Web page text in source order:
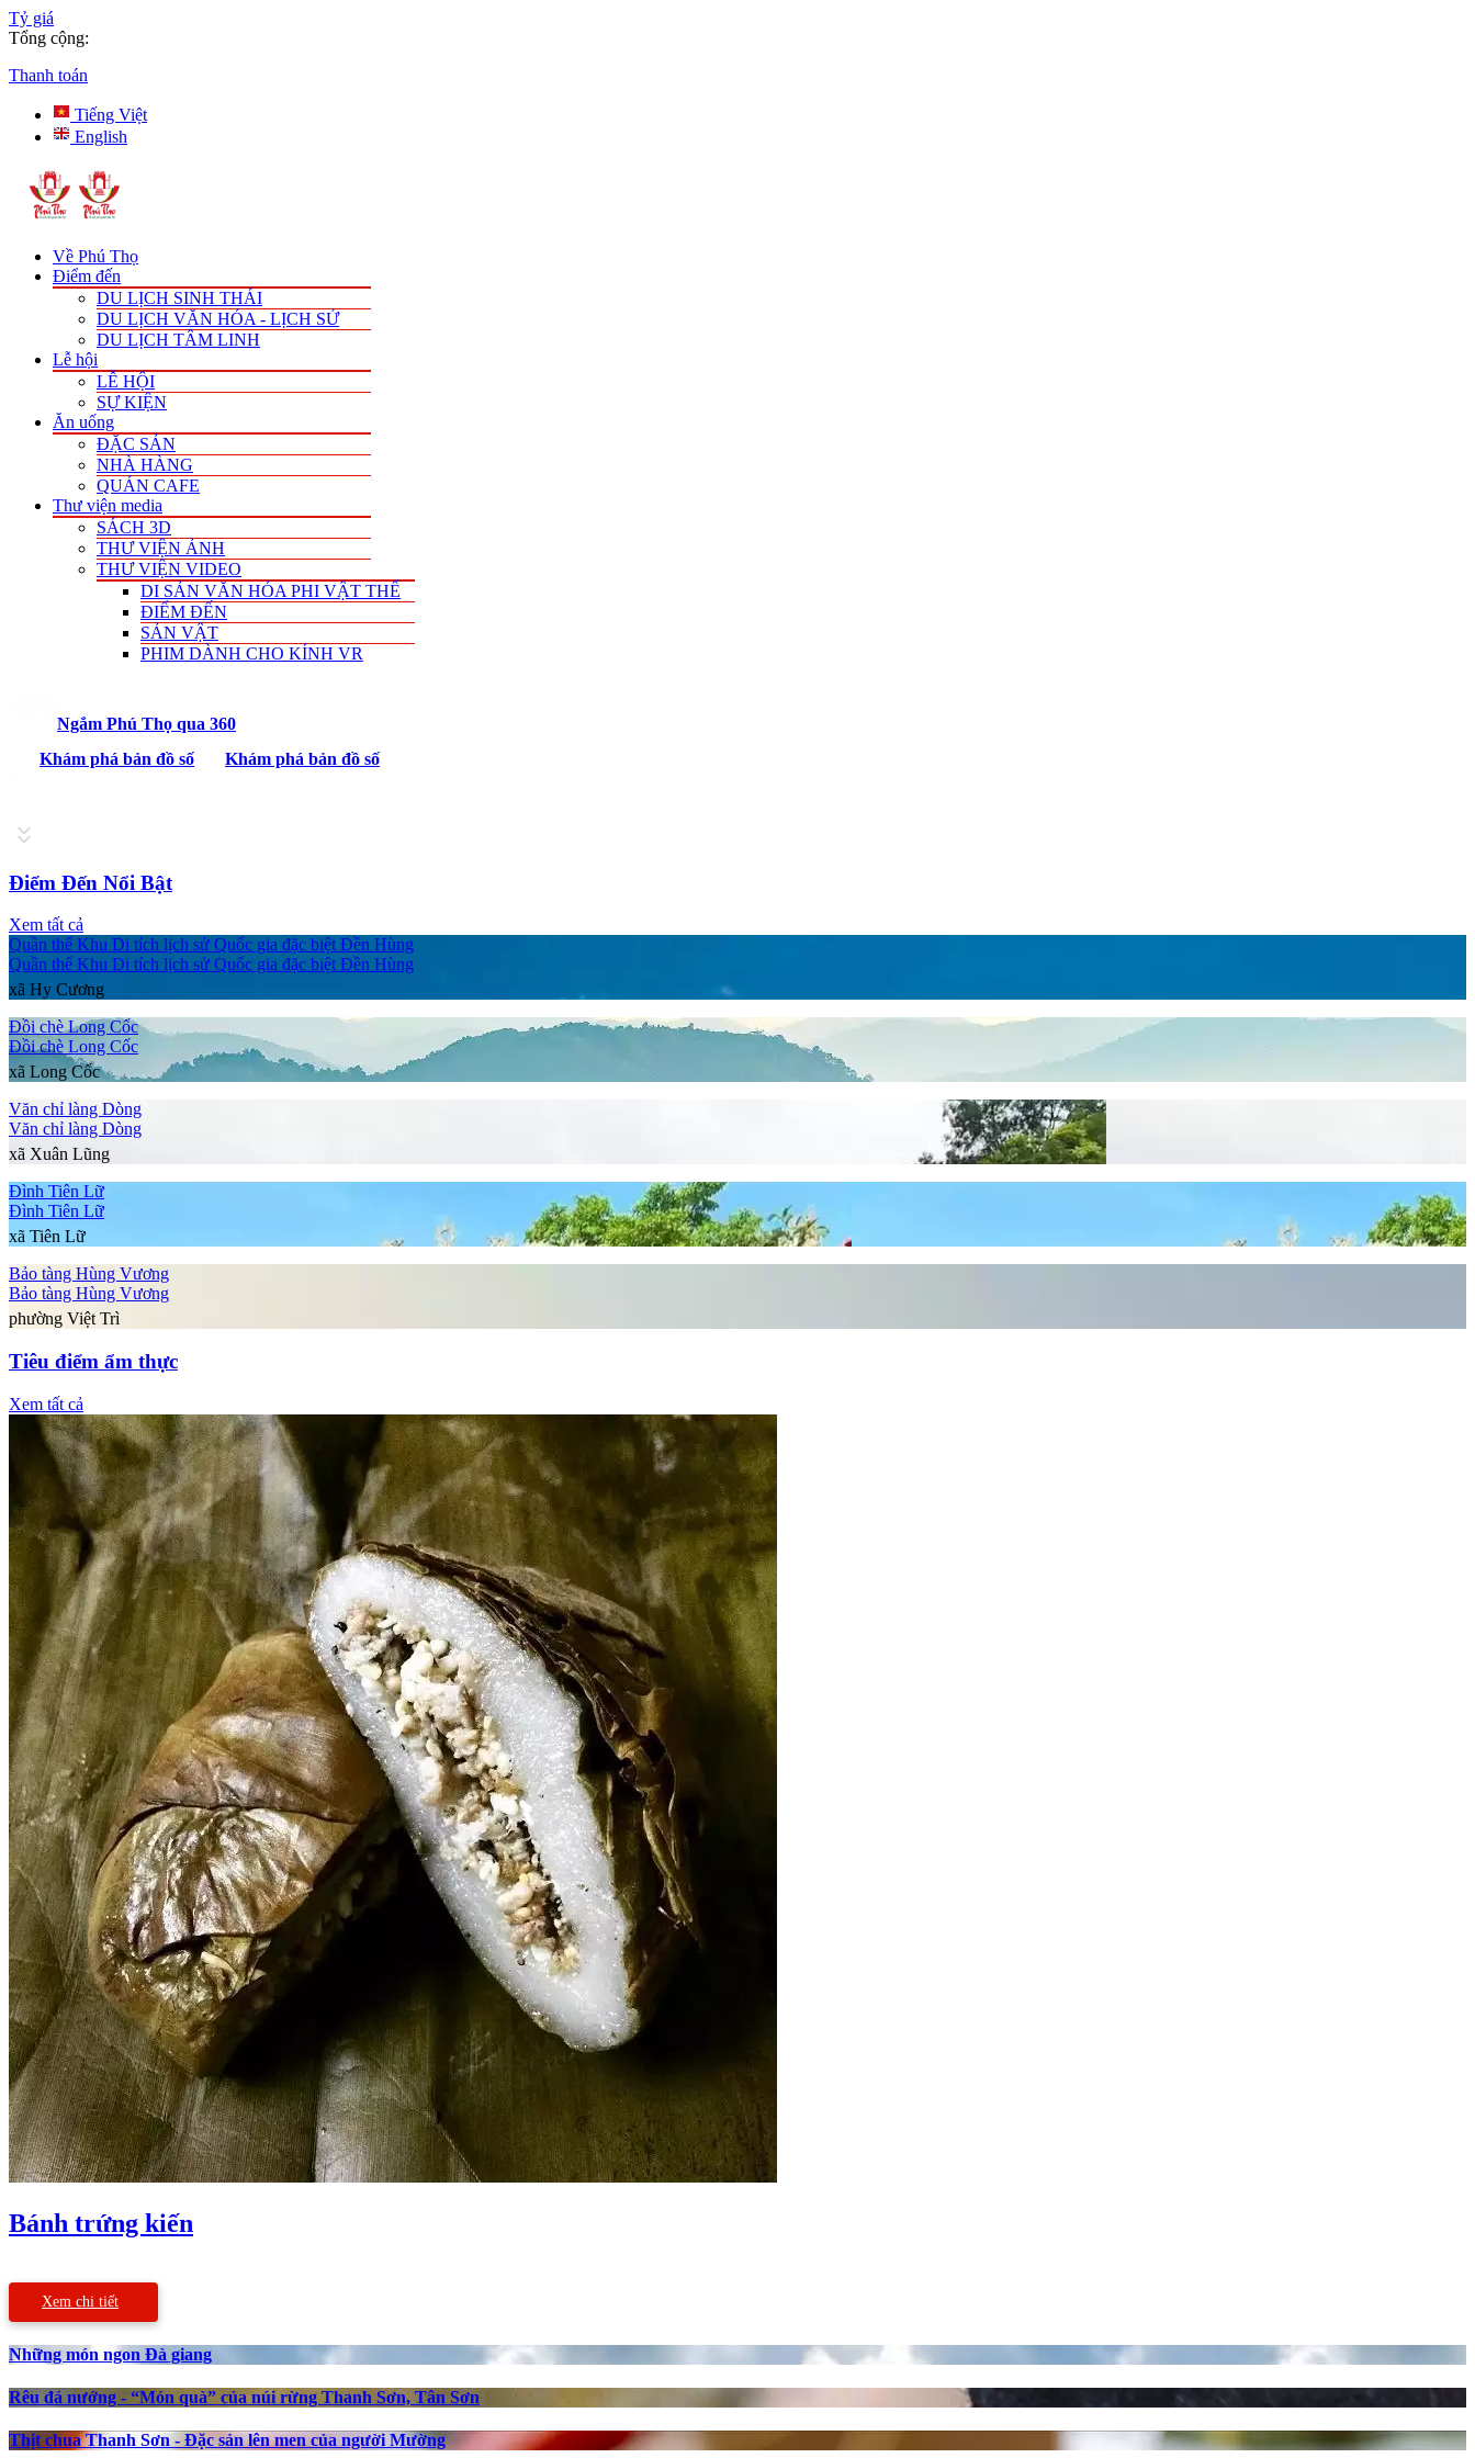
Tỷ giá
Tổng cộng:
Thanh toán
Tiếng Việt
English
Về Phú Thọ
Điểm đến
DU LỊCH SINH THÁI
DU LỊCH VĂN HÓA - LỊCH SỬ
DU LỊCH TÂM LINH
Lễ hội
LỄ HỘI
SỰ KIỆN
Ăn uống
ĐẶC SẢN
NHÀ HÀNG
QUÁN CAFE
Thư viện media
SÁCH 3D
THƯ VIỆN ẢNH
THƯ VIỆN VIDEO
DI SẢN VĂN HÓA PHI VẬT THỂ
ĐIỂM ĐẾN
SẢN VẬT
PHIM DÀNH CHO KÍNH VR
Ngắm Phú Thọ qua 360
Khám phá bản đồ số
Khám phá bản đồ số
Điểm Đến Nổi Bật
Xem tất cả
Quần thể Khu Di tích lịch sử Quốc gia đặc biệt Đền Hùng
Quần thể Khu Di tích lịch sử Quốc gia đặc biệt Đền Hùng
xã Hy Cương
Đồi chè Long Cốc
Đồi chè Long Cốc
xã Long Cốc
Văn chỉ làng Dòng
Văn chỉ làng Dòng
xã Xuân Lũng
Đình Tiên Lữ
Đình Tiên Lữ
xã Tiên Lữ
Bảo tàng Hùng Vương
Bảo tàng Hùng Vương
phường Việt Trì
Tiêu điểm ẩm thực
Xem tất cả
Bánh trứng kiến
Xem chi tiết
Những món ngon Đà giang
Rêu đá nướng - “Món quà” của núi rừng Thanh Sơn, Tân Sơn
Thịt chua Thanh Sơn - Đặc sản lên men của người Mường